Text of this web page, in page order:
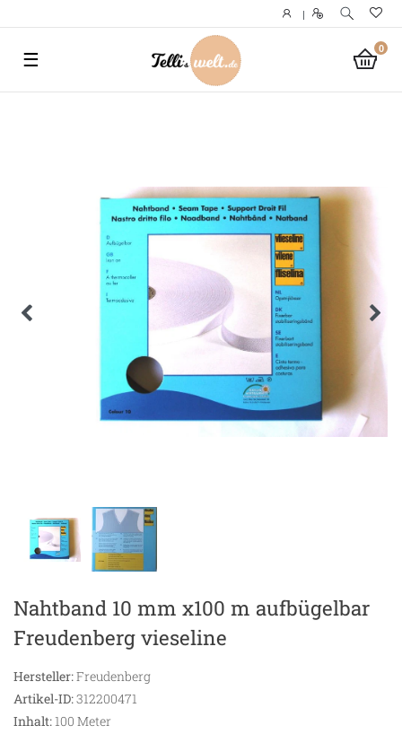
|
0
☰
Nahtband 10 mm x100 m aufbügelbar
Freudenberg vieseline
Hersteller:Freudenberg
Artikel-ID:312200471
Inhalt:100 Meter